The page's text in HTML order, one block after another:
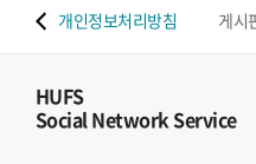
개인정보처리방침 게시
HUFS
Social Network Service